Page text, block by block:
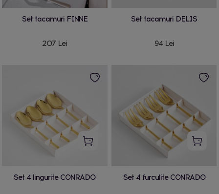
Set tacamuri FINNE
207 Lei
Set tacamuri DELIS
94 Lei
Set 4 lingurite CONRADO Set 4 furculite CONRADO